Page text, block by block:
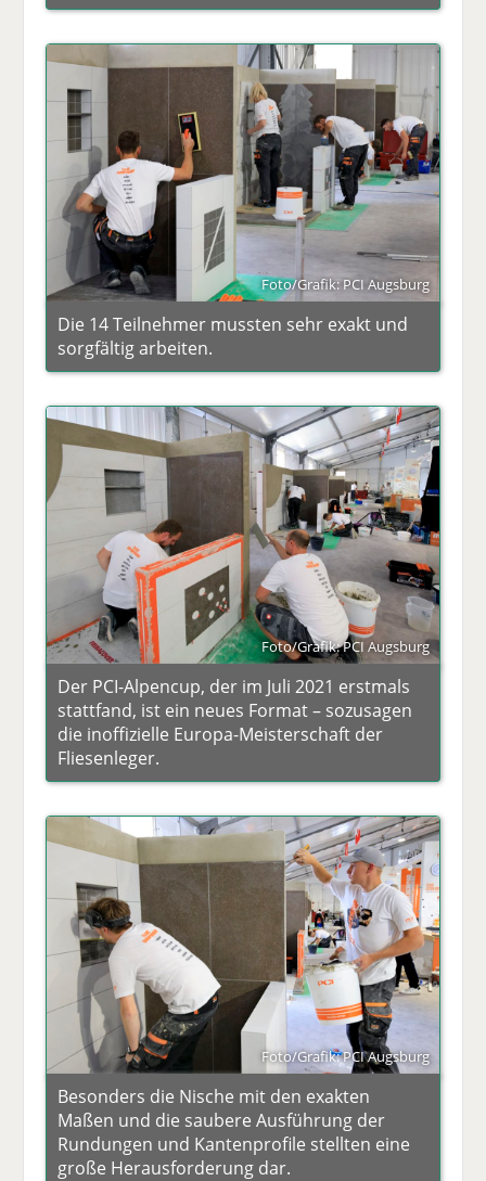
Foto/Grafik: PCI Augsburg
Die 14 Teilnehmer mussten sehr exakt und
sorgfältig arbeiten.
Foto/Grafik: PCI Augsburg
Der PCI-Alpencup, der im Juli 2021 erstmals
stattfand, ist ein neues Format – sozusagen
die inoffizielle Europa-Meisterschaft der
Fliesenleger.
Foto/Grafik: PCI Augsburg
Besonders die Nische mit den exakten
Maßen und die saubere Ausführung der
Rundungen und Kantenprofile stellten eine
große Herausforderung dar.